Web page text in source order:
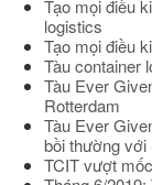
Tạo mọi điều
logistics
Tạo mọi điều
Tàu container
Tàu Ever
Rotterdam
Tàu Ever
bồi thường với
TCIT vượt